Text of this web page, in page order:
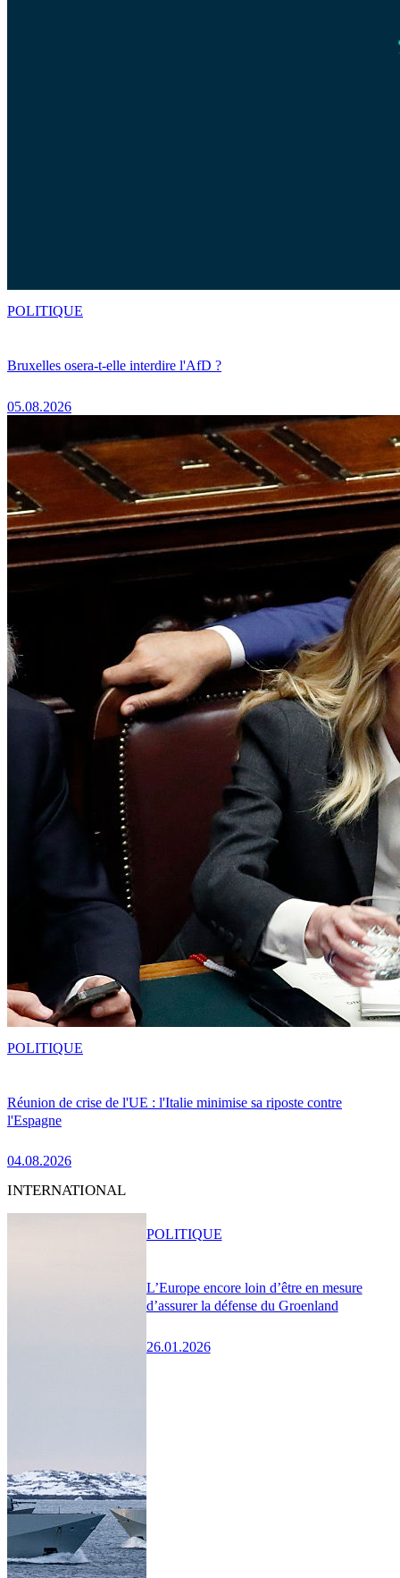
Bruxelles osera-t-elle interdire l'AfD ?
05.08.2026
POLITIQUE
Réunion de crise de l'UE : l'Italie minimise sa riposte contre
l'Espagne
04.08.2026
POLITIQUE
INTERNATIONAL
L’Europe encore loin d’être en mesure
d’assurer la défense du Groenland
26.01.2026
POLITIQUE